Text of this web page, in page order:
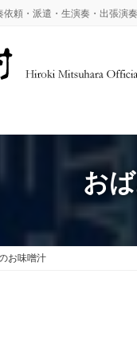
派遣・生演奏・出張演奏
お
お味噌汁